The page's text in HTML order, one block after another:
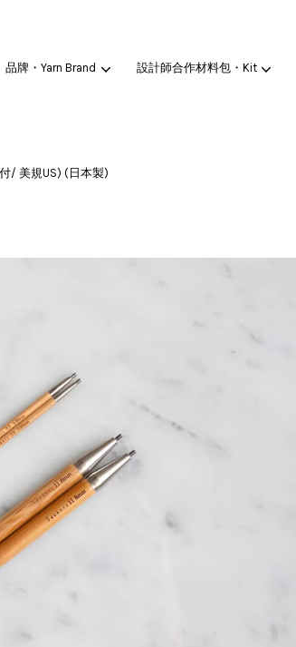
品牌・Yarn Brand 設計師合作材料包・Kit
/ 美規US) (日本製)